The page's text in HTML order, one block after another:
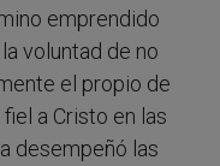
emprendido
voluntad de no
el propio de
a Cristo en las
desempeñó las